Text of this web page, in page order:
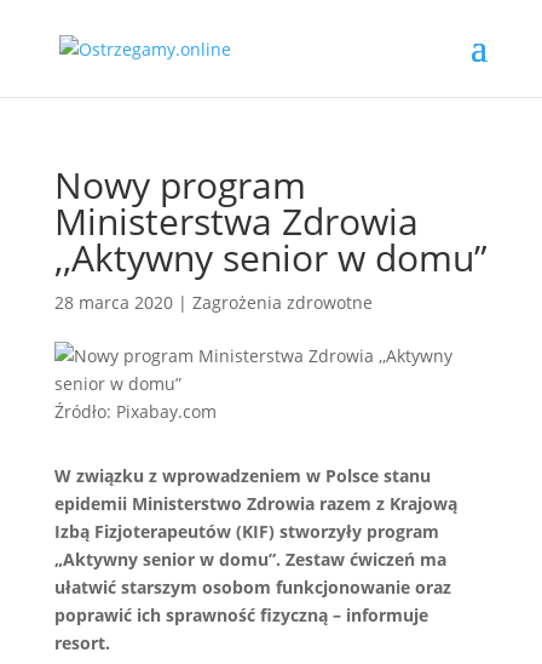
Nowy program
Ministerstwa Zdrowia
,,Aktywny senior w domu”
28 marca 2020| Zagrożenia zdrowotne
Źródło: Pixabay.com
W związku z wprowadzeniem w Polsce stanu
epidemii Ministerstwo Zdrowia razem z Krajową
Izbą Fizjoterapeutów (KIF) stworzyły program
„Aktywny senior w domu”. Zestaw ćwiczeń ma
ułatwić starszym osobom funkcjonowanie oraz
poprawić ich sprawność fizyczną – informuje
resort.